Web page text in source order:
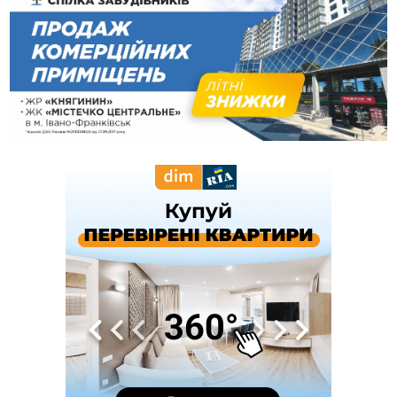
12:24
Лікування наркоманії Київ: чому важливо розпочати
терапію якомога раніше
12:00
Франківця, який у Косові викрав за магазину понад 640
тисяч гривень у валюті, засудили до 5 років
11:50
Податкова передасть в Міноборони для "Оберегу" дані про
чоловіків 18–60 років
11:20
Водійка, яку на Сухомлинського побив інший керманич,
У Франківську, Коломиї, Долині та Яремче 6 серпня
зафіксували рекордну спеку
Змушував надсилати інтимні фото: на Прикарпатті
затримали підозрюваного у розбещенні малолітньої
АМКУ розпочав справу проти Гвіздецької селищної ради
через різні ставки земельного податку
Синоптики попереджають про значний дощ на Прикарпатті
до кінця п'ятниці
Нафтогазову площу на межі Прикарпаття та Львівщини
повторно виставили на аукціон за 830 млн